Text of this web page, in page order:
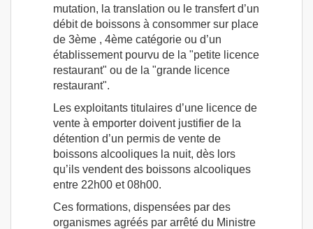
mutation, la translation ou le transfert d’un
débit de boissons à consommer sur place
de 3ème , 4ème catégorie ou d’un
établissement pourvu de la "petite licence
restaurant" ou de la "grande licence
restaurant".
Les exploitants titulaires d’une licence de
vente à emporter doivent justifier de la
détention d’un permis de vente de
boissons alcooliques la nuit, dès lors
qu’ils vendent des boissons alcooliques
entre 22h00 et 08h00.
Ces formations, dispensées par des
organismes agréés par arrêté du Ministre